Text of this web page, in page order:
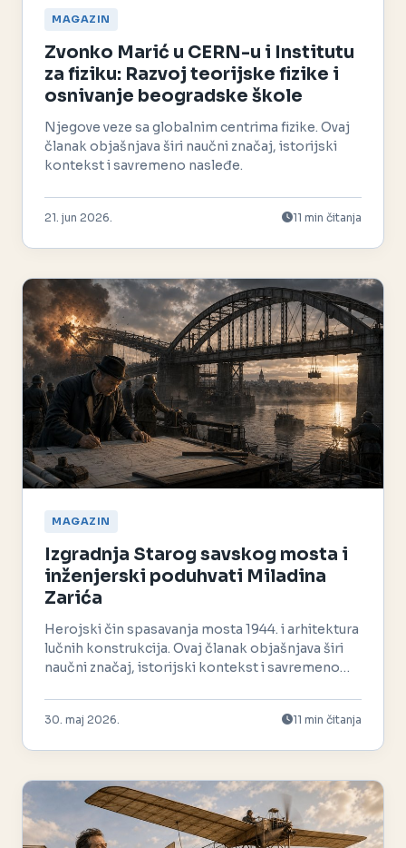
MAGAZIN
Zvonko Marić u CERN-u i Institutu
za fiziku: Razvoj teorijske fizike i
osnivanje beogradske škole
Njegove veze sa globalnim centrima fizike. Ovaj
članak objašnjava širi naučni značaj, istorijski
kontekst i savremeno nasleđe.
21. jun 2026. 11 min čitanja
MAGAZIN
Izgradnja Starog savskog mosta i
inženjerski poduhvati Miladina
Zarića
Herojski čin spasavanja mosta 1944. i arhitektura
lučnih konstrukcija. Ovaj članak objašnjava širi
naučni značaj, istorijski kontekst i savremeno
30. maj 2026. 11 min čitanja